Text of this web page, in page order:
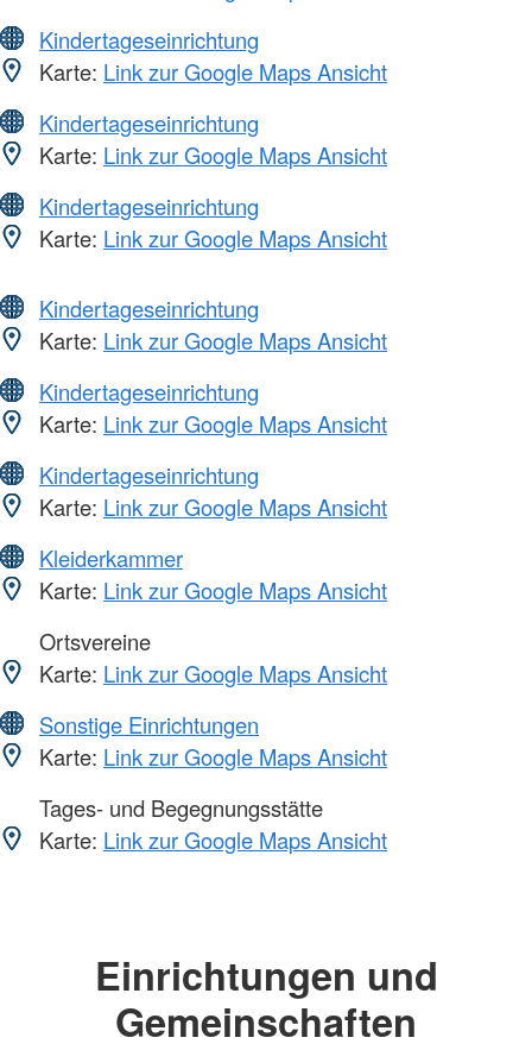
Kindertageseinrichtung
Karte: Link zur Google Maps Ansicht
Kindertageseinrichtung
Karte: Link zur Google Maps Ansicht
Kindertageseinrichtung
Karte: Link zur Google Maps Ansicht
Kindertageseinrichtung
Karte: Link zur Google Maps Ansicht
Kindertageseinrichtung
Karte: Link zur Google Maps Ansicht
Kindertageseinrichtung
Karte: Link zur Google Maps Ansicht
Kleiderkammer
Karte: Link zur Google Maps Ansicht
Ortsvereine
Karte: Link zur Google Maps Ansicht
Sonstige Einrichtungen
Karte: Link zur Google Maps Ansicht
Tages- und Begegnungsstätte
Karte: Link zur Google Maps Ansicht
Einrichtungen und
Gemeinschaften